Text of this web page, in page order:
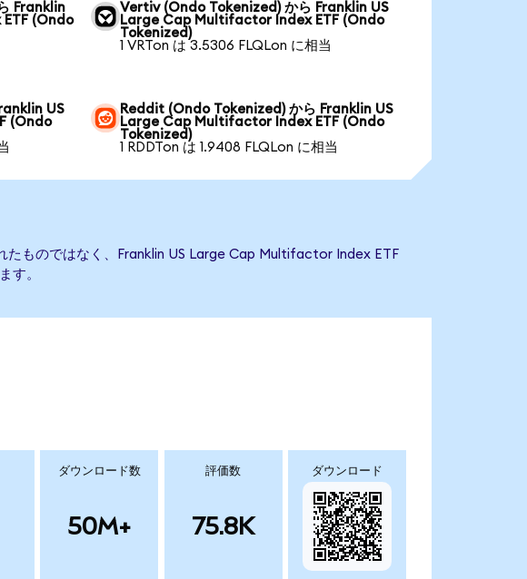
Franklin
(Ondo
Vertiv (Ondo Tokenized) から Franklin US
Large Cap Multifactor Index ETF (Ondo
Tokenized)
1 VRTon は 3.5306 FLQLon に相当
US
(Ondo
Reddit (Ondo Tokenized) から Franklin US
Large Cap Multifactor Index ETF (Ondo
Tokenized)
1 RDDTon は 1.9408 FLQLon に相当
ものではなく、Franklin US Large Cap Multifactor Index ETF
す。
ダウンロード数
50M+
評価数
75.8K
ダウンロード